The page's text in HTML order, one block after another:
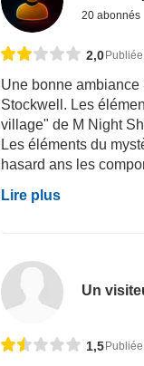
20 abonnés
2,0
Une bonne
Stockwell. Les
village" de M Night
Les éléments du
hasard ans les
Lire plus
Un
1,5